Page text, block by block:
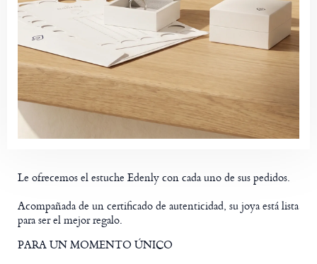
Le ofrecemos el estuche Edenly con cada uno de sus pedidos.
Acompañada de un certificado de autenticidad, su joya está lista
para ser el mejor regalo.
PARA UN MOMENTO ÚNICO